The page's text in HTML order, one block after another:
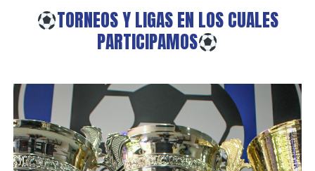
TORNEOSYLIGASEN LOSCUALES
PARTICIPAMOS